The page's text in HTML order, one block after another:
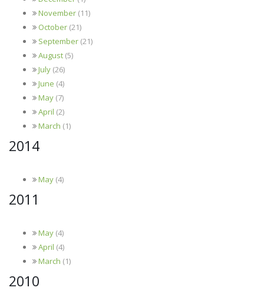
November (11)
October (21)
September (21)
August (5)
July (26)
June (4)
May (7)
April (2)
March (1)
2014
May (4)
2011
May (4)
April (4)
March (1)
2010